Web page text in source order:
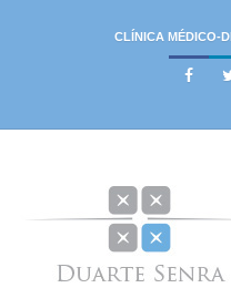
CLÍNICA MÉDICO-
